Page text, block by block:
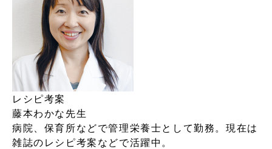
レシピ考案
藤本わかな先生
病院、保育所などで管理栄養士として勤務。現在は
雑誌のレシピ考案などで活躍中。